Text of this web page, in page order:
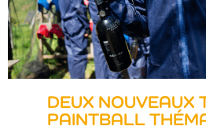
DEUX NOUVEAUX
PAINTBALL